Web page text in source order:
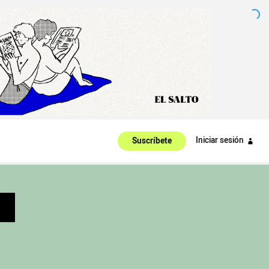
Suscríbete Iniciar sesión